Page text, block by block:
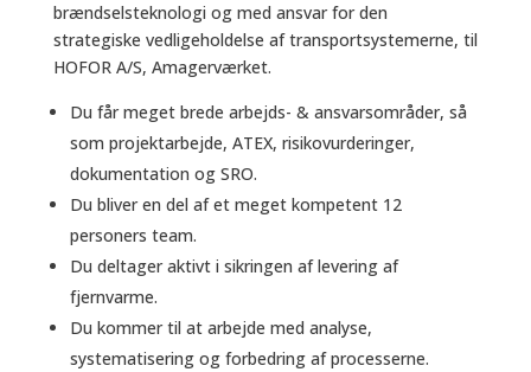
brændselsteknologi og med ansvar for den
strategiske vedligeholdelse af transportsystemerne, til
HOFOR A/S, Amagerværket.
Du får meget brede arbejds- & ansvarsområder, så
som projektarbejde, ATEX, risikovurderinger,
dokumentation og SRO.
Du bliver en del af et meget kompetent 12
personers team.
Du deltager aktivt i sikringen af levering af
fjernvarme.
Du kommer til at arbejde med analyse,
systematisering og forbedring af processerne.